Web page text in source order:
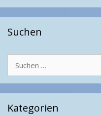
Suchen
nach:
Kategorien